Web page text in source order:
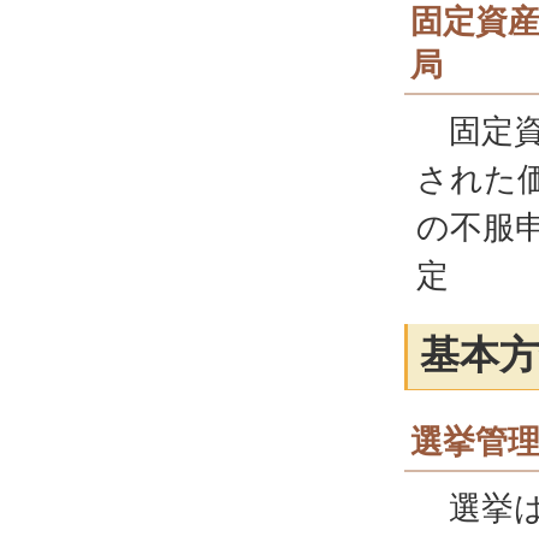
固定資
局
固定
された
の不服
定
基本
選挙管
選挙